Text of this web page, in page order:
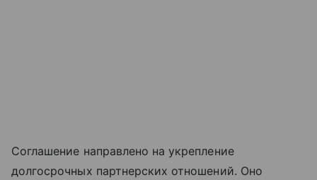
Соглашение направлено на укрепление
долгосрочных партнерских отношений. Оно